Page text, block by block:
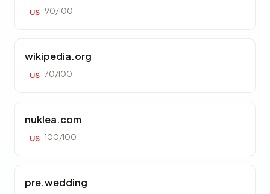
US 90/100
wikipedia.org
US 70/100
nuklea.com
US 100/100
pre.wedding